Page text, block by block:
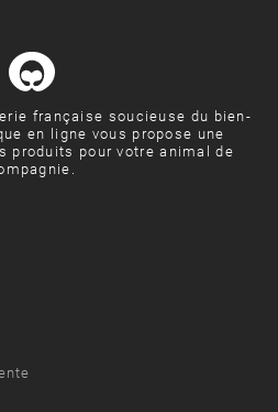
française soucieuse du bien-
en ligne vous propose une
produits pour votre animal de